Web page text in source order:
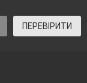
ПЕРЕВІРИТИ